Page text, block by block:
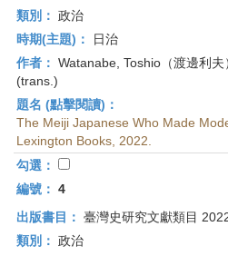
類別： 政治
時期(主題)：
日治
作者： Watanabe, Toshio（渡邊利
(trans.)
題名 (點擊閱讀)：
The Meiji Japanese Who Made
Lexington Books, 2022.
勾選：
編號： 4
出版書目： 臺灣史研究文獻類目
類別： 政治